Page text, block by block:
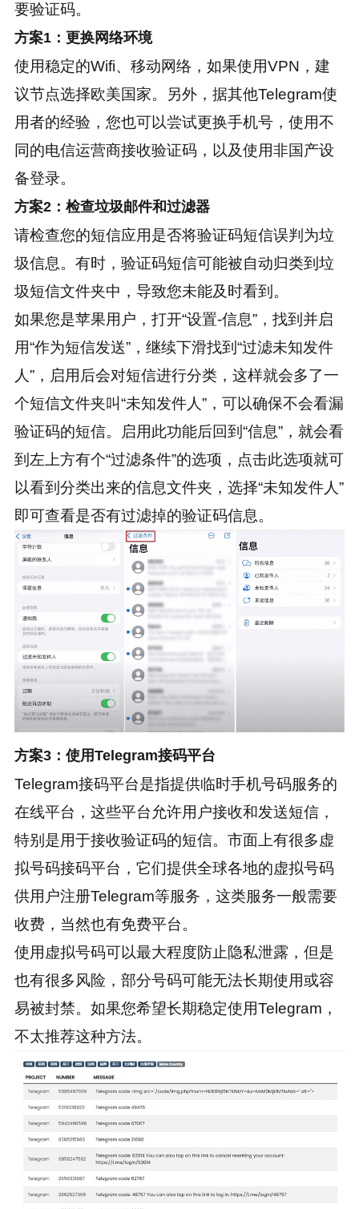
要验证码。
方案1：更换网络环境
使用稳定的Wifi、移动网络，如果使用VPN，建
议节点选择欧美国家。另外，据其他Telegram使
用者的经验，您也可以尝试更换手机号，使用不
同的电信运营商接收验证码，以及使用非国产设
备登录。
方案2：检查垃圾邮件和过滤器
请检查您的短信应用是否将验证码短信误判为垃
圾信息。有时，验证码短信可能被自动归类到垃
圾短信文件夹中，导致您未能及时看到。
如果您是苹果用户，打开“设置-信息”，找到并启
用“作为短信发送”，继续下滑找到“过滤未知发件
人”，启用后会对短信进行分类，这样就会多了一
个短信文件夹叫“未知发件人”，可以确保不会看漏
验证码的短信。启用此功能后回到“信息”，就会看
到左上方有个“过滤条件”的选项，点击此选项就可
以看到分类出来的信息文件夹，选择“未知发件人”
即可查看是否有过滤掉的验证码信息。
方案3：使用Telegram接码平台
Telegram接码平台是指提供临时手机号码服务的
在线平台，这些平台允许用户接收和发送短信，
特别是用于接收验证码的短信。市面上有很多虚
拟号码接码平台，它们提供全球各地的虚拟号码
供用户注册Telegram等服务，这类服务一般需要
收费，当然也有免费平台。
使用虚拟号码可以最大程度防止隐私泄露，但是
也有很多风险，部分号码可能无法长期使用或容
易被封禁。如果您希望长期稳定使用Telegram，
不太推荐这种方法。